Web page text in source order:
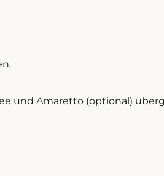
und Amaretto (optional)